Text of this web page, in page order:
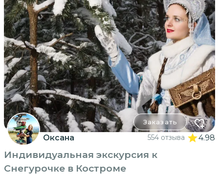
Заказать
Оксана 554 отзыва 4.98
Индивидуальная экскурсия к
Снегурочке в Костроме